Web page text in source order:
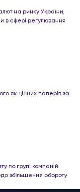
на ринку України,
в сфері регулювання
як цінних паперів за
по групі компаній.
збільшення обороту